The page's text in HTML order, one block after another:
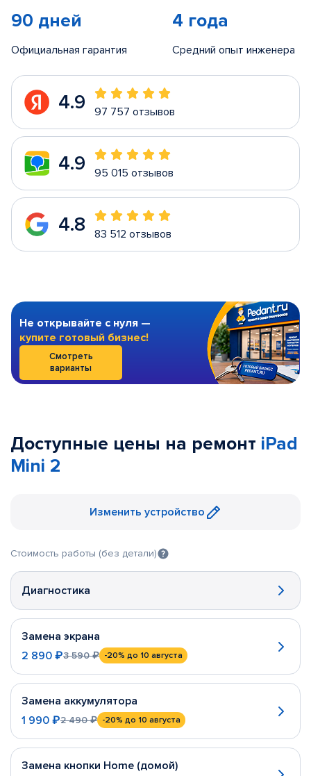
90 дней
Официальная гарантия
4 года
Средний опыт инженера
4.9 97 757 отзывов
4.9 95 015 отзывов
4.8 83 512 отзывов
Не открывайте с нуля —
купите готовый бизнес!
Смотреть
варианты
Доступные цены на ремонт iPad
Mini 2
Изменить устройство
Стоимость работы (без детали)
Диагностика
Замена экрана
2 890 ₽3 590 ₽ -20% до 10 августа
Замена аккумулятора
1 990 ₽2 490 ₽ -20% до 10 августа
Замена кнопки Home (домой)